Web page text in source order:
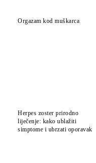
Orgazam kod muškarca
Herpes zoster prirodno
liječenje: kako ublažiti
simptome i ubrzati oporavak